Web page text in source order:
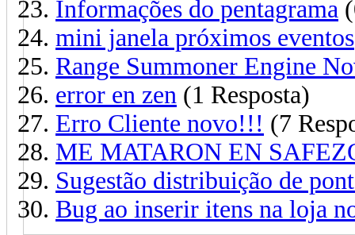
Informações do pentagrama
mini janela próximos eventos
Range Summoner Engine
error en zen (1 Resposta)
Erro Cliente novo!!! (7
ME MATARON EN
Sugestão distribuição de
Bug ao inserir itens na loja